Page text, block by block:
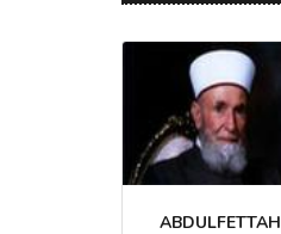
ABDULFETTAH